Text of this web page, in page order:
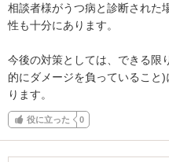
相談者様がうつ病と診断された
性も十分にあります。
今後の対策としては、できる限
的にダメージを負っていること
ります。
役に立った 0